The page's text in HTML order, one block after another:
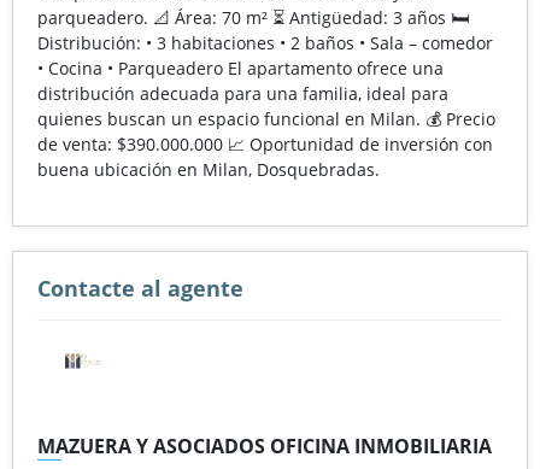
parqueadero. 📐 Área: 70 m² ⏳ Antigüedad: 3 años 🛏️
Distribución: • 3 habitaciones • 2 baños • Sala – comedor
• Cocina • Parqueadero El apartamento ofrece una
distribución adecuada para una familia, ideal para
quienes buscan un espacio funcional en Milan. 💰 Precio
de venta: $390.000.000 📈 Oportunidad de inversión con
buena ubicación en Milan, Dosquebradas.
Contacte al agente
MAZUERA Y ASOCIADOS OFICINA INMOBILIARIA